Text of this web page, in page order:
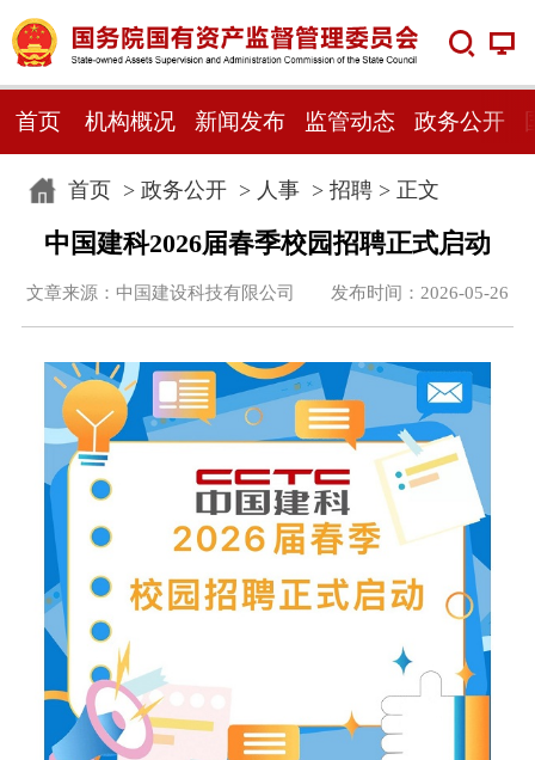
首页 机构概况 新闻发布 监管动态 政务公开
首页> 政务公开> 人事> 招聘> 正文
中国建科2026届春季校园招聘正式启动
文章来源：中国建设科技有限公司 发布时间：2026-05-26